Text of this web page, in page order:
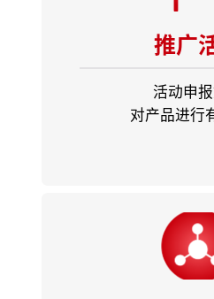
推广
活动申报
对产品进行